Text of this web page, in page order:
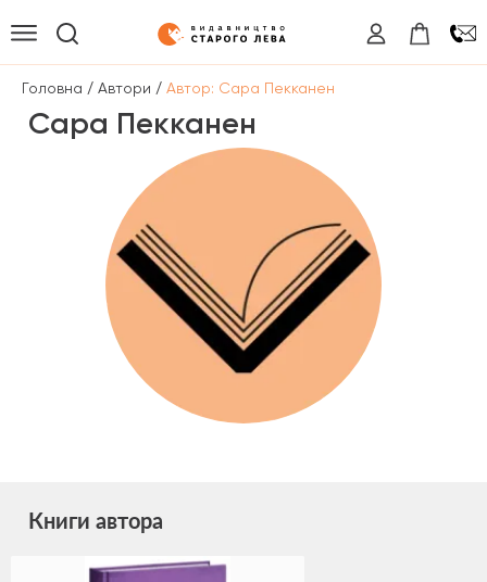
Головна / Автори / Автор: Сара Пекканен
Сара Пекканен
Книги автора